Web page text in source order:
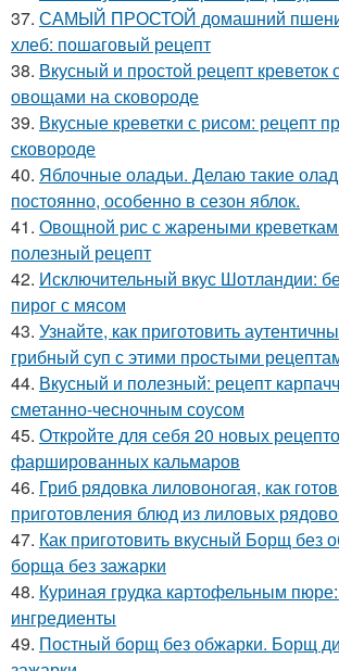
37. САМЫЙ ПРОСТОЙ домашний
хлеб: пошаговый рецепт
38. Вкусный и простой рецепт креветок
овощами на сковороде
39. Вкусные креветки с рисом: рецепт
сковороде
40. Яблочные оладьи. Делаю такие
постоянно, особенно в сезон яблок.
41. Овощной рис с жареными
полезный рецепт
42. Исключительный вкус Шотландии:
пирог с мясом
43. Узнайте, как приготовить
грибный суп с этими простыми
44. Вкусный и полезный: рецепт
сметанно-чесночным соусом
45. Откройте для себя 20 новых
фаршированных кальмаров
46. Гриб рядовка лиловоногая, как
приготовления блюд из лиловых
47. Как приготовить вкусный Борщ без
борща без зажарки
48. Куриная грудка картофельным
ингредиенты
49. Постный борщ без обжарки. Борщ